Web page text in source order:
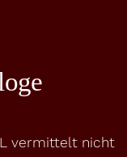
vermittelt nicht